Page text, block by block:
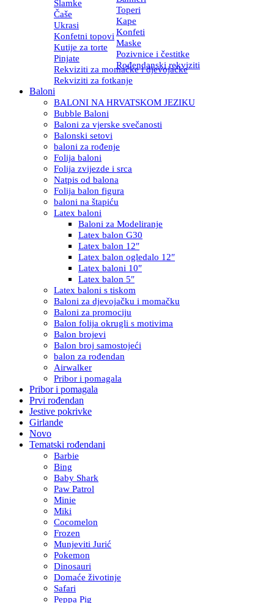
Slamke
Čaše
Toperi
Ukrasi
Kape
Konfetni topovi Konfeti
Kutije za torte
Maske
Pinjate
Pozivnice i čestitke
Rekviziti za momačke i djevojačke
Rođendanski rekviziti
Rekviziti za fotkanje
Baloni
BALONI NA HRVATSKOM JEZIKU
Bubble Baloni
Baloni za vjerske svečanosti
Balonski setovi
baloni za rođenje
Folija baloni
Folija zvijezde i srca
Natpis od balona
Folija balon figura
baloni na štapiću
Latex baloni
Baloni za Modeliranje
Latex balon G30
Latex balon 12″
Latex balon ogledalo 12″
Latex baloni 10″
Latex balon 5″
Latex baloni s tiskom
Baloni za djevojačku i momačku
Baloni za promociju
Balon folija okrugli s motivima
Balon brojevi
Balon broj samostojeći
balon za rođendan
Airwalker
Pribor i pomagala
Pribor i pomagala
Prvi rođendan
Jestive pokrivke
Girlande
Novo
Tematski rođendani
Barbie
Bing
Baby Shark
Paw Patrol
Minie
Miki
Cocomelon
Frozen
Munjeviti Jurić
Pokemon
Dinosauri
Domaće životinje
Safari
Peppa Pig